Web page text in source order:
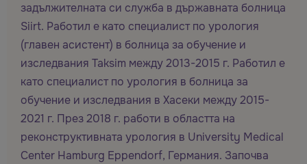
задължителната си служба в държавната болница
Siirt. Работил е като специалист по урология
(главен асистент) в болница за обучение и
изследвания Taksim между 2013-2015 г. Работил е
като специалист по урология в болница за
обучение и изследвания в Хасеки между 2015-
2021 г. През 2018 г. работи в областта на
реконструктивната урология в University Medical
Center Hamburg Eppendorf, Германия. Започва